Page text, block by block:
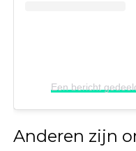
Anderen zijn